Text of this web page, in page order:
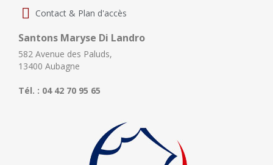
Contact & Plan d'accès
Santons Maryse Di Landro
582 Avenue des Paluds,
13400 Aubagne
Tél. : 04 42 70 95 65